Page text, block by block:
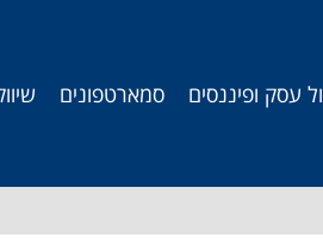
עסק ופיננסים סמארטפונים